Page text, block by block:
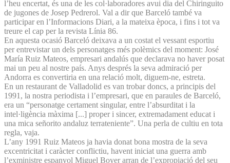
l’heu encertat, és una de les col·laboradores avui dia del Chiringuito
de jugones de Josep Pedrerol. Val a dir que Barceló també va
participar en l’Informacions Diari, a la mateixa època, i fins i tot va
treure el cap per la revista Línia 86.
En aquesta ocasió Barceló deixava a un costat el vessant esportiu
per entrevistar un dels personatges més polèmics del moment: José
María Ruiz Mateos, empresari andalús que declarava no haver posat
mai un peu al nostre país. Anys després la seva admiració per
Andorra es convertiria en una relació molt, diguem-ne, estreta.
En un restaurant de Valladolid es van trobar doncs, a principis del
1991, la nostra periodista i l’empresari, que en paraules de Barceló,
era un “personatge certament singular, entre l’absurditat i la
intel·ligència màxima [...] proper i sincer, extremadament educat i
una mica señorito andaluz terrateniente”. Una perla de cultiu en tota
regla, vaja.
L’any 1991 Ruiz Mateos ja havia donat bona mostra de la seva
excentricitat i caràcter conflictiu, havent iniciat una guerra amb
l’exministre espanyol Miguel Boyer arran de l’expropiació del seu